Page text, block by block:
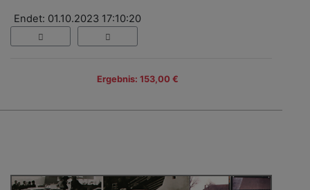
Endet: 01.10.2023 17:10:20
Ergebnis: 153,00 €